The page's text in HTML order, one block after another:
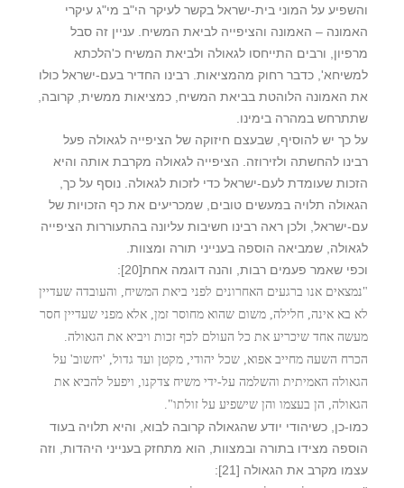
והשפיע על המוני בית-ישראל בקשר לעיקר הי"ב מי"ג עיקרי
האמונה – האמונה והציפייה לביאת המשיח. עניין זה סבל
מרפיון, ורבים התייחסו לגאולה ולביאת המשיח כ'הלכתא
למשיחא', כדבר רחוק מהמציאות. רבינו החדיר בעם-ישראל כולו
את האמונה הלוהטת בביאת המשיח, כמציאות ממשית, קרובה,
שתתרחש במהרה בימינו.
על כך יש להוסיף, שבעצם חיזוקה של הציפייה לגאולה פעל
רבינו להחשתה ולזירוזה. הציפייה לגאולה מקרבת אותה והיא
הזכות שעומדת לעם-ישראל כדי לזכות לגאולה. נוסף על כך,
הגאולה תלויה במעשים טובים, שמכריעים את כף הזכויות של
עם-ישראל, ולכן ראה רבינו חשיבות עליונה בהתעוררות הציפייה
לגאולה, שמביאה הוספה בענייני תורה ומצוות.
וכפי שאמר פעמים רבות, והנה דוגמה אחת[20]
:
"נמצאים אנו ברגעים האחרונים לפני ביאת המשיח, והעובדה שעדיין
לא בא אינה, חלילה, משום שהוא מחוסר זמן, אלא מפני שעדיין חסר
מעשה אחד שיכריע את כל העולם לכף זכות ויביא את הגאולה.
הכרח השעה מחייב אפוא, שכל יהודי, מקטן ועד גדול, 'יחשוב' על
הגאולה האמיתית והשלמה על-ידי משיח צדקנו, ויפעל להביא את
הגאולה, הן בעצמו והן שישפיע על זולתו".
כמו-כן, כשיהודי יודע שהגאולה קרובה לבוא, והיא תלויה בעוד
הוספה מצידו בתורה ובמצוות, הוא מתחזק בענייני היהדות, וזה
עצמו מקרב את הגאולה [21]
: